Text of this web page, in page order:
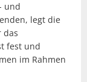
und
legt die
das
fest und
im Rahmen